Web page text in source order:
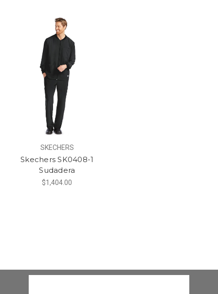
SKECHERS
Skechers SK0408-1
Sudadera
$1,404.00